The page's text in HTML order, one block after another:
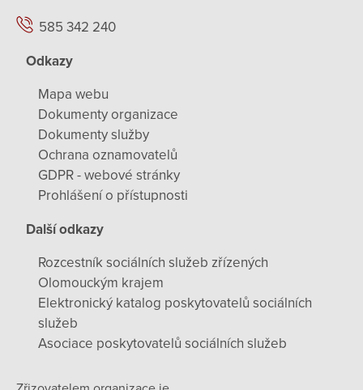
585 342 240
Odkazy
Mapa webu
Dokumenty organizace
Dokumenty služby
Ochrana oznamovatelů
GDPR - webové stránky
Prohlášení o přístupnosti
Další odkazy
Rozcestník sociálních služeb zřízených
Olomouckým krajem
Elektronický katalog poskytovatelů sociálních
služeb
Asociace poskytovatelů sociálních služeb